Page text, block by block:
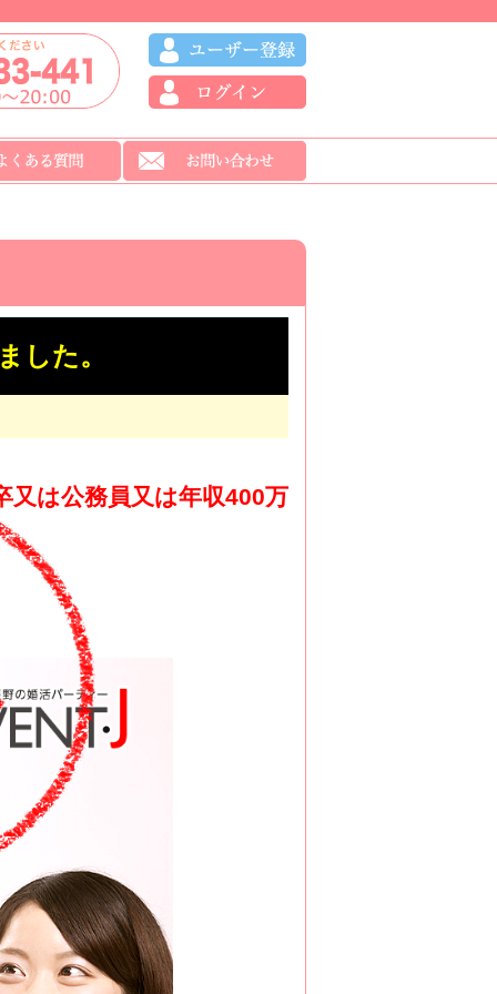
した。
は公務員又は年収400万